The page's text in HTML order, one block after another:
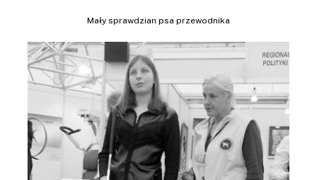
Mały sprawdzian psa przewodnika